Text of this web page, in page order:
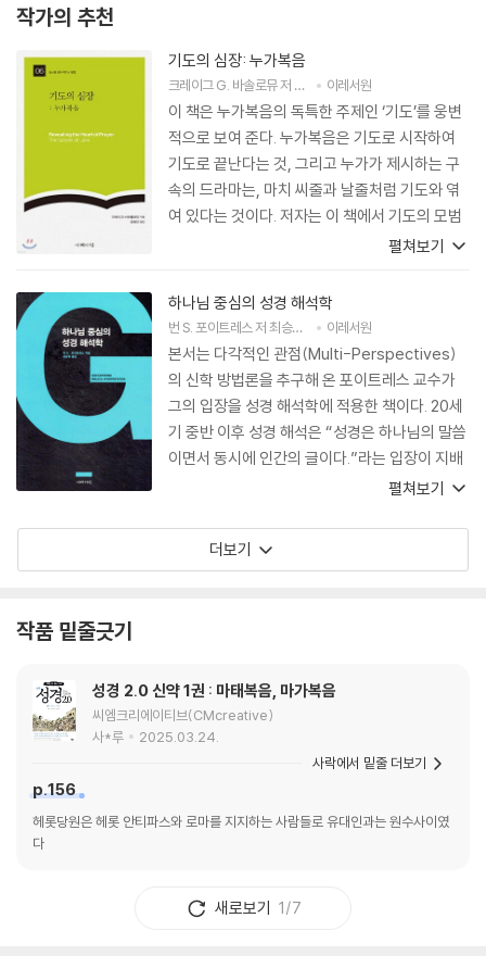
작가의 추천
기도의 심장: 누가복음
크레이그 G. 바솔로뮤저 송동민역
이레서원
이 책은 누가복음의 독특한 주제인 ‘기도’를 웅변
적으로 보여 준다. 누가복음은 기도로 시작하여
기도로 끝난다는 것, 그리고 누가가 제시하는 구
속의 드라마는, 마치 씨줄과 날줄처럼 기도와 엮
여 있다는 것이다. 저자는 이 책에서 기도의 모범
을 보이신 예수님을 통해 기도의 신학과 실천을
펼쳐보기
하나님 중심의 성경 해석학
번 S. 포이트레스저최승락 역 이레서원
본서는 다각적인 관점(Multi-Perspectives)
의 신학 방법론을 추구해 온 포이트레스 교수가
그의 입장을 성경 해석학에 적용한 책이다. 20세
기 중반 이후 성경 해석은 “성경은 하나님의 말씀
이면서 동시에 인간의 글이다.”라는 입장이 지배
적이었다. 여기서 무게 중심은 물론 ‘인간의’에 있
해석학적인 방법론이 제시되었고, 각각의 방법론
은 다른 방법을 용인하지 않는 배타적인 방법으로
적, 철학적, 과학적인 관점에서 다양하게 접근해
온 성경 해석학적 접근을 ‘하나님 중심’에서 다시
시작하라고 제안한다. 저자가 이해하는 성경은 유
한 언어인 인간의 말로 기록된, 무한하신 하나님
통’이며, 삼위 하나님 간에 나누는 신적 담화다. 저
어낸다. 단어의 의미, 의사소통의 원리 등을 삼위
펼쳐보기
더보기
작품 밑줄긋기
성경 2.0 신약 1권 : 마태복음, 마가복음
씨엠크리에이티브(CMcreative)
사*루
2025.03.24.
p.156
헤롯당원은 헤롯 안티파스와 로마를 지지하는 사람들로 유대인과는 원수사이였
다
사락에서 밑줄 더보기
새로보기 1/7